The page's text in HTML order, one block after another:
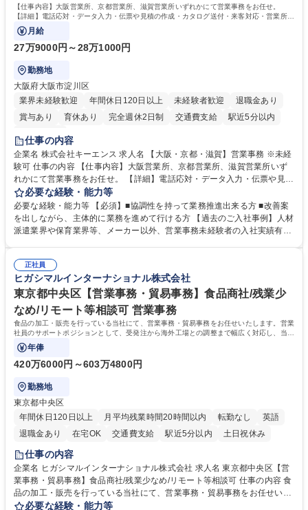
す。 学歴・資格 学歴：大学院 大学 高専 短大 専修学校 高校 語学力： 資
格：
【仕事内容】大阪営業所、京都営業所、滋賀営業所いずれかにて営業事務をお任せ。
【詳細】電話応対・データ入力・伝票や見積の作成・カタログ送付・来客対応・営業所内
で発生する事務業務や業務改善をお任せ。
月給
27万9000円～28万1000円
勤務地
大阪府大阪市淀川区
業界未経験歓迎
年間休日120日以上 未経験者歓迎
退職金あり
賞与あり
育休あり 完全週休2日制 交通費支給
駅近5分以内
土日祝休み
仕事の内容
企業名 株式会社キーエンス 求人名 【大阪・京都・滋賀】営業事務 ※未経
験可 仕事の内容 【仕事内容】大阪営業所、京都営業所、滋賀営業所いず
れかにて営業事務をお任せ。 【詳細】電話応対・データ入力・伝票や見積
の作成・カタログ送付・来客対応・営業所内で発生する事務業務や業務改
善をお任せ。 【教育制度】ご入社後、育成担当とペアになりながらOJTに
て業務を覚えていただくことが可能です。業務システムがきちんと構築さ
れているため、スムーズに仕事に慣れることができる環境です。また、
募集職種 【大阪・京都・滋賀】営業事務 ※未経験可
必要な経験・能力等
必要な経験・能力等 【必須】■協調性を持って業務推進出来る方 ■改善案
を出しながら、主体的に業務を進めて行ける方 【過去のご入社事例】人材
派遣業界や保育業界等、メーカー以外、営業事務未経験者の入社実績有
えて、お客様や社員の状況に合わせ、能動的なサポート、改善の動きも期
待され。組織を支えるスペシャリストとして、チームに貢献し、結果的に
社員から頼られる存在になることができます。平均19:30の退勤以降の業
務の持ち帰りも禁止されており、メリハリのある働き方となります。 学
歴・資格 学歴：大学院 大学 高専 短大 語学力： 資格：
正社員
ヒガシマルインターナショナル株式会社
東京都中央区【営業事務・貿易事務】食品商社/残業少
なめ/リモート等相談可 営業事務
食品の加工・販売を行っている当社にて、営業事務・貿易事務をお任せいたします。営業
社員のサポートポジションとして、受発注から海外工場との調整まで幅広く対応し、当社
事業の根幹を支えていただきます。
年俸
420万6000円～603万4800円
勤務地
東京都中央区
年間休日120日以上
月平均残業時間20時間以内 転勤なし
英語
退職金あり
在宅OK 交通費支給 駅近5分以内 土日祝休み
仕事の内容
企業名 ヒガシマルインターナショナル株式会社 求人名 東京都中央区【営
業事務・貿易事務】食品商社/残業少なめ/リモート等相談可 仕事の内容 食
品の加工・販売を行っている当社にて、営業事務・貿易事務をお任せいた
します。営業社員のサポートポジションとして、受発注から海外工場との
必要な経験・能力等